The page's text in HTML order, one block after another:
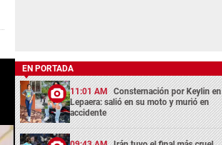
EN PORTADA
11:01 AM Consternación por Keylin en
Lepaera: salió en su moto y murió en
accidente